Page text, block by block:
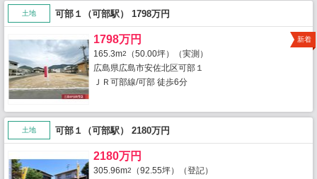
土地 可部１（可部駅） 1798万円
1798万円
165.3m2
（50.00坪）（実測）
広島県広島市安佐北区可部１
ＪＲ可部線/可部 徒歩6分
新着
土地 可部１（可部駅） 2180万円
2180万円
305.96m2
（92.55坪）（登記）